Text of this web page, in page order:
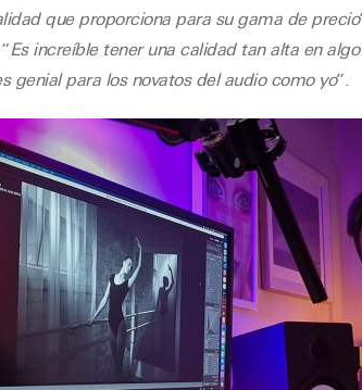
que proporciona para su gama de precio
Es increíble tener una calidad tan alta en
genial para los novatos del audio como yo”.